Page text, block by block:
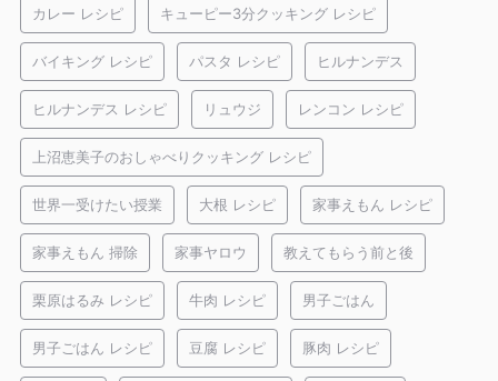
カレー レシピ キューピー3分クッキング レシピ
バイキング レシピ パスタ レシピ ヒルナンデス
ヒルナンデス レシピ リュウジ レンコン レシピ
上沼恵美子のおしゃべりクッキング レシピ
世界一受けたい授業 大根 レシピ 家事えもん レシピ
家事えもん 掃除 家事ヤロウ 教えてもらう前と後
栗原はるみ レシピ 牛肉 レシピ 男子ごはん
男子ごはん レシピ 豆腐 レシピ 豚肉 レシピ